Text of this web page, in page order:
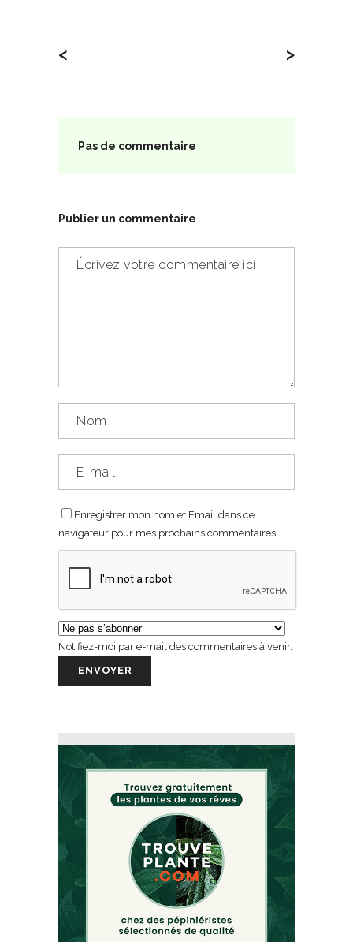
< >
Pas de commentaire
Publier un commentaire
Enregistrer mon nom et Email dans ce
navigateur pour mes prochains commentaires.
Notifiez-moi par e-mail des commentaires à venir.